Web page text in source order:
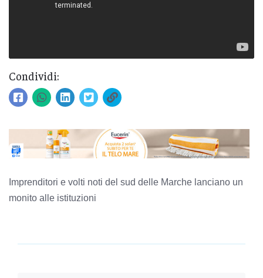
Condividi:
Imprenditori e volti noti del sud delle Marche lanciano un
monito alle istituzioni